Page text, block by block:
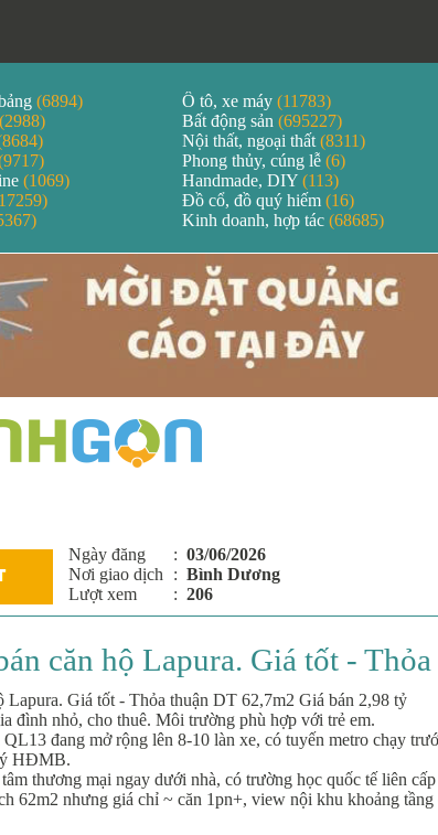
(6894) Ô tô, xe máy (11783)
(2988) Bất động sản (695227)
Nội thất, ngoại thất (8311)
Phong thủy, cúng lễ (6)
(1069) Handmade, DIY (113)
Đồ cổ, đồ quý hiếm (16)
Kinh doanh, hợp tác (68685)
Ngày đăng : 03/06/2026
Nơi giao dịch
: Bình Dương
Lượt xem
: 206
căn hộ Lapura. Giá tốt -
Lapura. Giá tốt - Thỏa thuận DT 62,7m2 Giá bán 2,98 tỷ
đình nhỏ, cho thuê. Môi trường phù hợp với trẻ em.
đang mở rộng lên 8-10 làn xe, có tuyến metro chạy
HĐMB.
thương mại ngay dưới nhà, có trường học quốc tế liên
62m2 nhưng giá chỉ ~ căn 1pn+, view nội khu khoảng tầng